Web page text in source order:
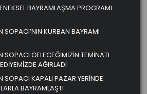
BAYRAMLAŞMA PROGRAMI
SOPACI’NIN KURBAN BAYRAMI
SOPACI GELECEĞİMİZİN TEMİNATI
AĞIRLADI
KAPALI PAZAR YERİNDE
BAYRAMLAŞTI